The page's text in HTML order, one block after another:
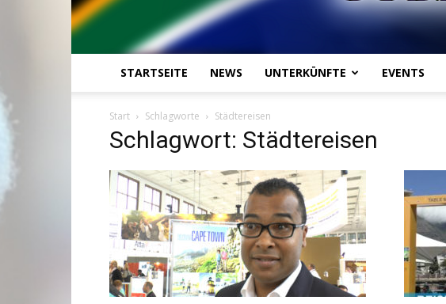
STARTSEITE NEWS UNTERKÜNFTE EVENTS
Start Schlagworte Städtereisen
Schlagwort: Städtereisen